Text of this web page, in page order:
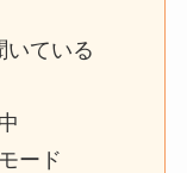
いている
ード